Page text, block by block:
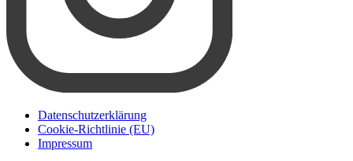
Datenschutzerklärung
Cookie-Richtlinie (EU)
Impressum